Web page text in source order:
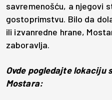
savremenošću, a njegovi
gostoprimstvu. Bilo da
ili izvanredne hrane,
zaboravlja.
Ovde pogledajte lokaciju
Mostara: